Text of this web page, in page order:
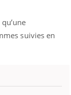
suivies en